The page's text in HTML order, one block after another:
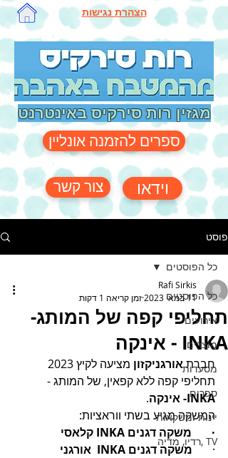
הצהרת נגישות
מגזין רות סירקיס באינטרנט
ספרים להזמנה אונליין
צור קשר וידאו
פוסט
כל הפוסטים
אירועים
מוצרים
מסעדות
ספרים
יינות ומשקאות
TV ,רדיו, מדיה
כל הפוסטים
תחליפי קפה של המותג-
INKA - אינקה
Rafi Sirkis
11 במאי 2023
זמן קריאה 1 דקות
חברת אורגניקזון
תחליפי קפה ללא קפאין, של המותג -
INKA- אינקה
.
המשקה מגיע בשתי ווראציות:
· משקה דגנים ‏INKA‏ קלאסי
· משקה דגנים INKA  אורגני